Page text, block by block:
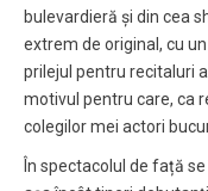
bulevardieră și din cea
extrem de original, cu
prilejul pentru recitaluri
motivul pentru care, ca
colegilor mei actori
În spectacolul de față